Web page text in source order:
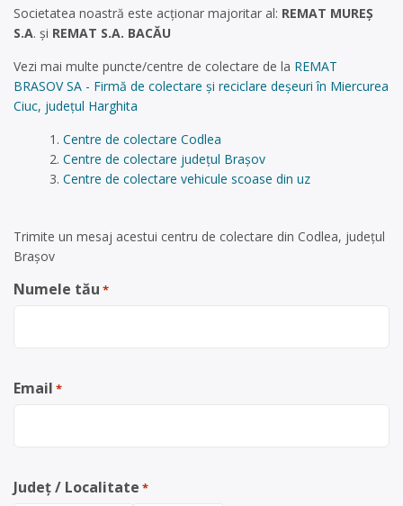
Societatea noastră este acționar majoritar al: REMAT MUREŞ
S.A. și REMAT S.A. BACĂU
Vezi mai multe puncte/centre de colectare de la REMAT
BRASOV SA - Firmă de colectare și reciclare deșeuri în Miercurea
Ciuc, județul Harghita
Centre de colectare Codlea
Centre de colectare județul Brașov
Centre de colectare vehicule scoase din uz
Trimite un mesaj acestui centru de colectare din Codlea, județul
Brașov
Numele tău *
Email *
Județ / Localitate *